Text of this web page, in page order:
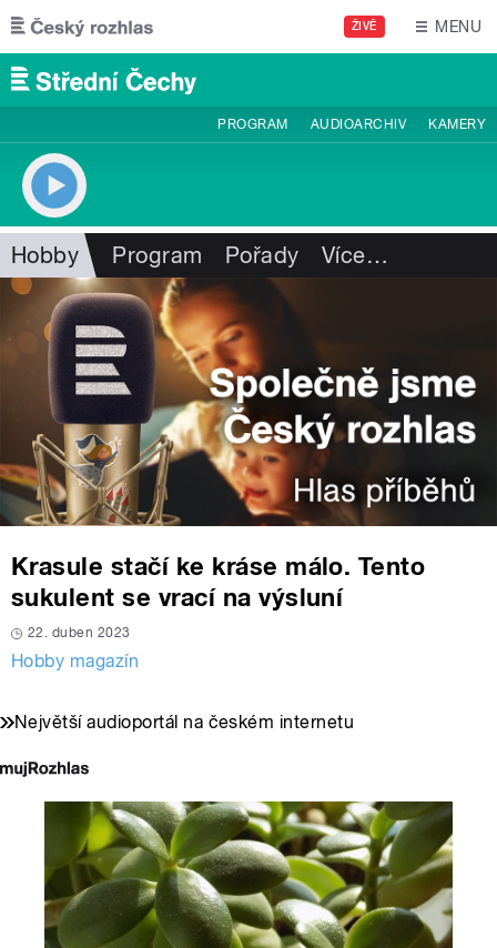
Přejít k hlavnímu obsahu
ŽIVĚ MENU
PROGRAM AUDIOARCHIV KAMERY
Hobby Program Pořady Více…
Krasule stačí ke kráse málo. Tento
sukulent se vrací na výsluní
22. duben 2023
Hobby magazín
Největší audioportál na českém internetu